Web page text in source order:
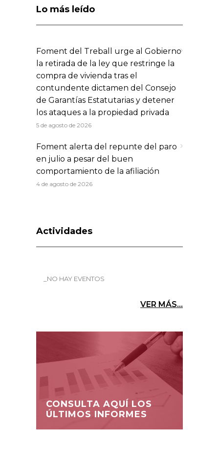
Lo más leído
Foment del Treball urge al Gobierno
la retirada de la ley que restringe la
compra de vivienda tras el
contundente dictamen del Consejo
de Garantías Estatutarias y detener
los ataques a la propiedad privada
5 de agosto de 2026
Foment alerta del repunte del paro
en julio a pesar del buen
comportamiento de la afiliación
4 de agosto de 2026
Actividades
_NO HAY EVENTOS
VER MÁS...
CONSULTA AQUÍ LOS
ÚLTIMOS INFORMES